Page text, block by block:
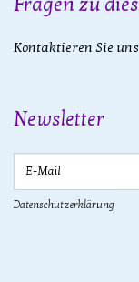
Kontaktieren Sie
Newsletter
Datenschutzerklärung